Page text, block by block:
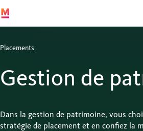
Placements
Gestion de
Dans la gestion de patrimoine, vous
stratégie de placement et en confiez la